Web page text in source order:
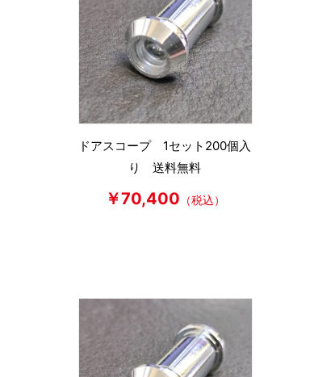
ドアスコープ 1セット200個入
り 送料無料
￥70,400 （税込）